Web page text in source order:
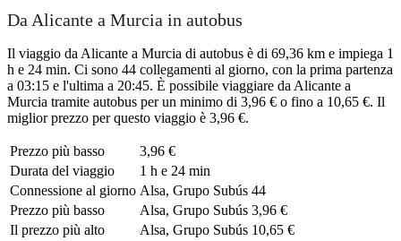
Da Alicante a Murcia in autobus
Il viaggio da Alicante a Murcia di autobus è di 69,36 km e impiega 1
h e 24 min. Ci sono 44 collegamenti al giorno, con la prima partenza
a 03:15 e l'ultima a 20:45. È possibile viaggiare da Alicante a
Murcia tramite autobus per un minimo di 3,96 € o fino a 10,65 €. Il
miglior prezzo per questo viaggio è 3,96 €.
Prezzo più basso
3,96 €
Durata del viaggio
1 h e 24 min
Connessione al giorno Alsa, Grupo Subús 44
Prezzo più basso
Alsa, Grupo Subús 3,96 €
Il prezzo più alto
Alsa, Grupo Subús 10,65 €